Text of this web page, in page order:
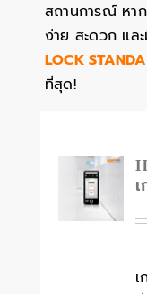
สถานการณ์ หา
ง่าย สะดวก แ
LOCK
ที่สุด!